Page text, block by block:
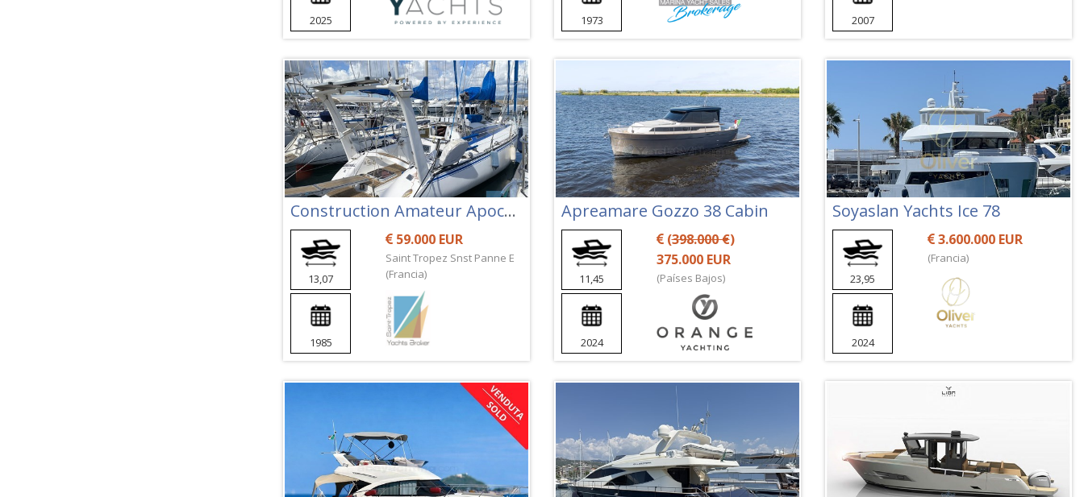
2025 1973 2007
Construction Amateur Apocalypse 43
13,07
1985
59.000 EUR
Saint Tropez Snst Panne E
(Francia)
Apreamare Gozzo 38 Cabin
11,45
2024
(398.000 €)
375.000 EUR
(Países Bajos)
Soyaslan Yachts Ice 78
23,95
2024
3.600.000 EUR
(Francia)